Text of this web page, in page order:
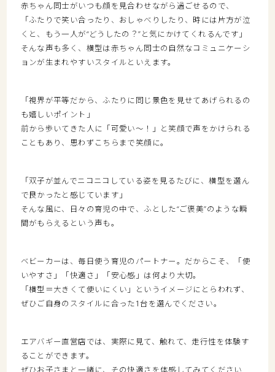
赤ちゃん同士がいつも顔を見合わせながら過ごせるので、
「ふたりで笑い合ったり、おしゃべりしたり、時には片方が泣
くと、もう一人が“どうしたの？”と気にかけてくれるんです」
そんな声も多く、横型は赤ちゃん同士の自然なコミュニケーシ
ョンが生まれやすいスタイルといえます。
「視界が平等だから、ふたりに同じ景色を見せてあげられるの
も嬉しいポイント」
前から歩いてきた人に「可愛い〜！」と笑顔で声をかけられる
こともあり、思わずこちらまで笑顔に。
「双子が並んでニコニコしている姿を見るたびに、横型を選ん
で良かったと感じています」
そんな風に、日々の育児の中で、ふとした“ご褒美”のような瞬
間がもらえるという声も。
ベビーカーは、毎日使う育児のパートナー。だからこそ、「使
いやすさ」「快適さ」「安心感」は何より大切。
「横型＝大きくて使いにくい」というイメージにとらわれず、
ぜひご自身のスタイルに合った1台を選んでください。
エアバギー直営店では、実際に見て、触れて、走行性を体験す
ることができます。